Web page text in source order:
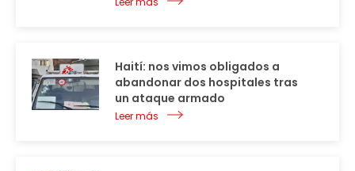
Haití: nos vimos obligados a
abandonar dos hospitales tras
un ataque armado
Leer más